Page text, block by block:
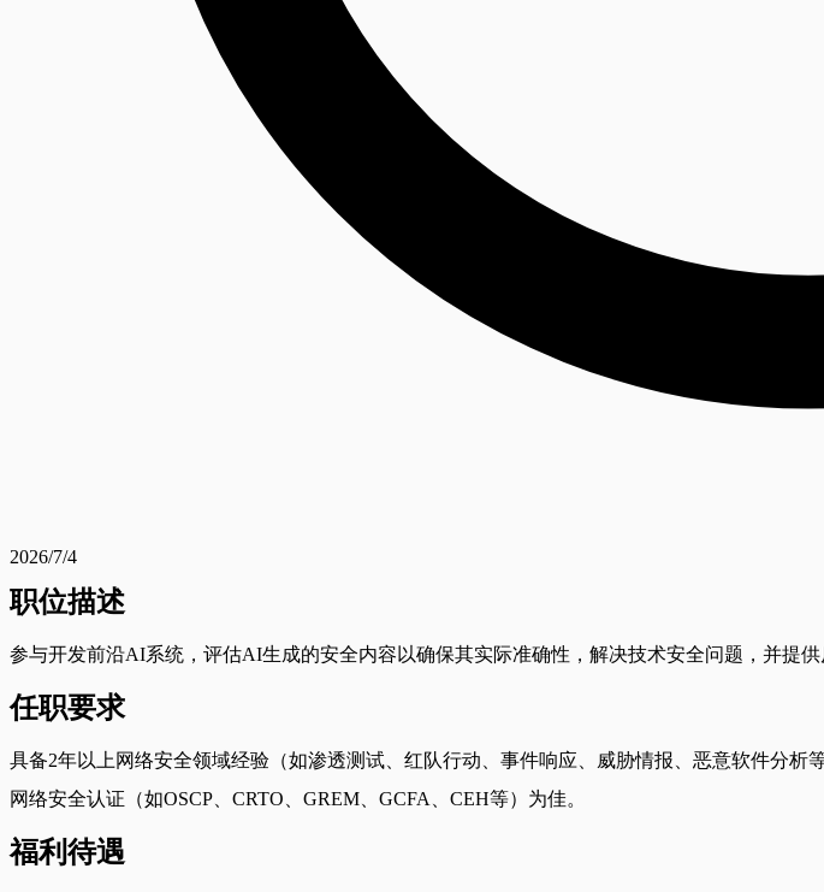
2026/7/4
职位描述
参与开发前沿AI系统，评估AI生成的安全内容以确保其实际准确性，解决技术安全问题，并提供
任职要求
具备2年以上网络安全领域经验（如渗透测试、红队行动、事件响应、威胁情报、恶意软件分
网络安全认证（如OSCP、CRTO、GREM、GCFA、CEH等）为佳。
福利待遇